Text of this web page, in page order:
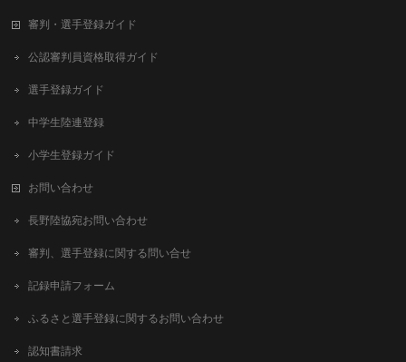
審判・選手登録ガイド
公認審判員資格取得ガイド
選手登録ガイド
中学生陸連登録
小学生登録ガイド
お問い合わせ
長野陸協宛お問い合わせ
審判、選手登録に関する問い合せ
記録申請フォーム
ふるさと選手登録に関するお問い合わせ
認知書請求